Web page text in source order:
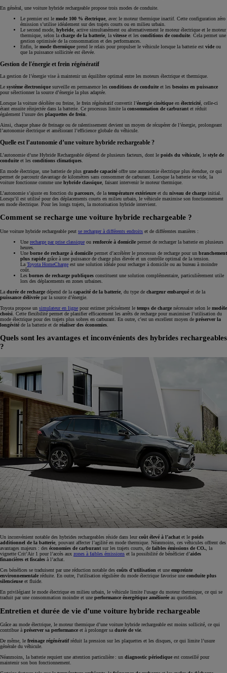
En général, une voiture hybride rechargeable propose trois modes de conduite.
Le premier est le mode 100 % électrique , avec le moteur thermique inactif. Cette configuration zéro
émission s’utilise idéalement sur des trajets courts ou en milieu urbain.
Le second mode, hybride , active simultanément ou alternativement le moteur électrique et le moteur
thermique, selon la charge de la batterie , la vitesse et les conditions de conduite . Cela permet une
gestion optimisée de la consommation et des performances.
Enfin, le mode thermique prend le relais pour propulser le véhicule lorsque la batterie est vide ou
que la puissance sollicitée est élevée.
Gestion de l'énergie et frein régénératif
La gestion de l’énergie vise à maintenir un équilibre optimal entre les moteurs électrique et thermique.
Le système électronique surveille en permanence les conditions de conduite et les besoins en puissance
pour sélectionner la source d’énergie la plus adaptée.
Lorsque la voiture décélère ou freine, le frein régénératif convertit l’énergie cinétique en électricité, celle-ci
étant ensuite réinjectée dans la batterie. Ce processus limite la consommation de carburant et réduit
également l’usure des plaquettes de frein.
Ainsi, chaque phase de freinage ou de ralentissement devient un moyen de récupérer de l’énergie, prolongeant
l’autonomie électrique et améliorant l’efficience globale du véhicule.
Quelle est l’autonomie d’une voiture hybride rechargeable ?
L’autonomie d’une Hybride Rechargeable dépend de plusieurs facteurs, dont le poids du véhicule , le style de
conduite et les conditions climatiques
En mode électrique, une batterie de plus grande capacité offre une autonomie électrique plus étendue, ce qui
permet de parcourir davantage de kilomètres sans consommer de carburant. Lorsque la batterie se vide, la
voiture fonctionne comme une hybride classique , faisant intervenir le moteur thermique.
L’autonomie s’ajuste en fonction du parcours , de la température extérieure et du niveau de charge initial.
Lorsqu’il est utilisé pour des déplacements courts en milieu urbain, le véhicule maximise son fonctionnement
en mode électrique. Pour les longs trajets, la motorisation hybride intervient.
Comment se recharge une voiture hybride rechargeable ?
Une voiture hybride rechargeable peut se recharger à différents endroits et de différentes manières :
Une recharge par prise classique ou renforcée à domicile permet de recharger la batterie en plusieurs
heures.
Une borne de recharge à domicile permet d’accélérer le processus de recharge pour un branchement
plus rapide grâce à une puissance de charge plus élevée et un contrôle optimal de la tension.
La Toyota HomeCharge est une solution idéale pour recharger à domicile ou au bureau à moindre
coût.
Les bornes de recharge publiques constituent une solution complémentaire, particulièrement utile
lors des déplacements en zones urbaines.
La durée de recharge dépend de la capacité de la batterie , du type de chargeur embarqué et de la
puissance délivrée par la source d’énergie.
Toyota propose un simulateur en ligne pour estimer précisément le temps de charge nécessaire selon le modèle
choisi . Cette flexibilité permet de planifier efficacement les arrêts de recharge pour maximiser l’utilisation du
mode électrique pour des trajets plus sobres en carburant. En outre, c’est un excellent moyen de préserver la
longévité de la batterie et de réaliser des économies
Quels sont les avantages et inconvénients des hybrides rechargeables
?
Un inconvénient notable des hybrides rechargeables réside dans leurcoût élevé à l’achat et le poids
additionnel de la batterie, pouvant affecter l’agilité en mode thermique. Néanmoins, ces véhicules offrent des
avantages majeurs : des économies de carburant sur les trajets courts, de faibles émissions de CO₂, la
vignette Crit’Air 1 pour l’accès aux zones à faibles émissions et la possibilité de bénéficier d’aides
financières et fiscales à l’achat.
Ces bénéfices se traduisent par une réduction notable des coûts d'utilisation et une empreinte
environnementale réduite. En outre, l'utilisation régulière du mode électrique favorise une conduite plus
silencieuse et fluide.
En privilégiant le mode électrique en milieu urbain, le véhicule limite l'usage du moteur thermique, ce qui se
traduit par une consommation moindre et une performance énergétique améliorée au quotidien.
Entretien et durée de vie d’une voiture hybride rechargeable
Grâce au mode électrique, le moteur thermique d’une voiture hybride rechargeable est moins sollicité, ce qui
contribue à préserver sa performance et à prolonger sa durée de vie.
De même, le freinage régénératifréduit la pression sur les plaquettes et les disques, ce qui limite l’usure
générale du véhicule.
Néanmoins, la batterie requiert une attention particulière : un diagnostic périodique est conseillé pour
maintenir son bon fonctionnement.